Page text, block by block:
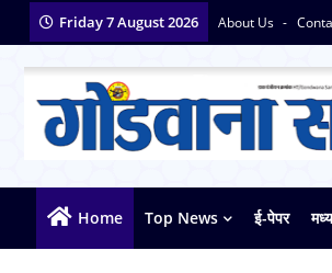
Friday 7 August 2026 About Us
Home Top News ई-पेपर